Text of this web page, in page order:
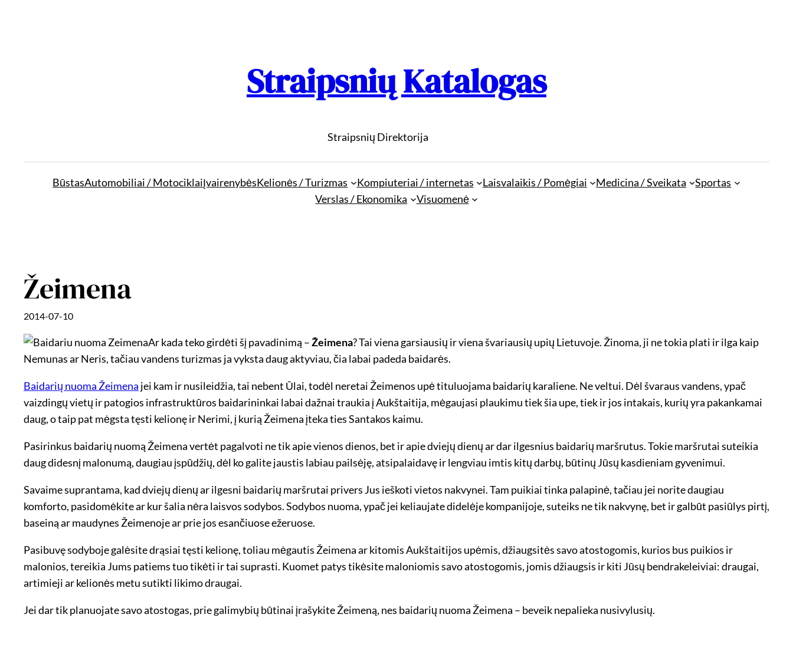
Straipsnių Katalogas
Straipsnių Direktorija
BūstasAutomobiliai / MotociklaiĮvairenybėsKelionės / Turizmas Kompiuteriai / internetas Laisvalaikis / Pomėgiai Medicina / Sveikata
Sportas
Verslas / Ekonomika
Visuomenė
Žeimena
2014-07-10
Ar kada teko girdėti šį pavadinimą –Žeimena? Tai viena garsiausių ir viena švariausių upių Lietuvoje. Žinoma, ji ne tokia plati ir ilga kaip
Nemunas ar Neris, tačiau vandens turizmas ja vyksta daug aktyviau, čia labai padeda baidarės.
Baidarių nuoma Žeimena jei kam ir nusileidžia, tai nebent Ūlai, todėl neretai Žeimenos upė tituluojama baidarių karaliene. Ne veltui. Dėl švaraus vandens, ypač
vaizdingų vietų ir patogios infrastruktūros baidarininkai labai dažnai traukia į Aukštaitija, mėgaujasi plaukimu tiek šia upe, tiek ir jos intakais, kurių yra pakankamai
daug, o taip pat mėgsta tęsti kelionę ir Nerimi, į kurią Žeimena įteka ties Santakos kaimu.
Pasirinkus baidarių nuomą Žeimena vertėt pagalvoti ne tik apie vienos dienos, bet ir apie dviejų dienų ar dar ilgesnius baidarių maršrutus. Tokie maršrutai suteikia
daug didesnį malonumą, daugiau įspūdžių, dėl ko galite jaustis labiau pailsėję, atsipalaidavę ir lengviau imtis kitų darbų, būtinų Jūsų kasdieniam gyvenimui.
Savaime suprantama, kad dviejų dienų ar ilgesni baidarių maršrutai privers Jus ieškoti vietos nakvynei. Tam puikiai tinka palapinė, tačiau jei norite daugiau
komforto, pasidomėkite ar kur šalia nėra laisvos sodybos. Sodybos nuoma, ypač jei keliaujate didelėje kompanijoje, suteiks ne tik nakvynę, bet ir galbūt pasiūlys pirtį,
baseiną ar maudynes Žeimenoje ar prie jos esančiuose ežeruose.
Pasibuvę sodyboje galėsite drąsiai tęsti kelionę, toliau mėgautis Žeimena ar kitomis Aukštaitijos upėmis, džiaugsitės savo atostogomis, kurios bus puikios ir
malonios, tereikia Jums patiems tuo tikėti ir tai suprasti. Kuomet patys tikėsite maloniomis savo atostogomis, jomis džiaugsis ir kiti Jūsų bendrakeleiviai: draugai,
artimieji ar kelionės metu sutikti likimo draugai.
Jei dar tik planuojate savo atostogas, prie galimybių būtinai įrašykite Žeimeną, nes baidarių nuoma Žeimena – beveik nepalieka nusivylusių.